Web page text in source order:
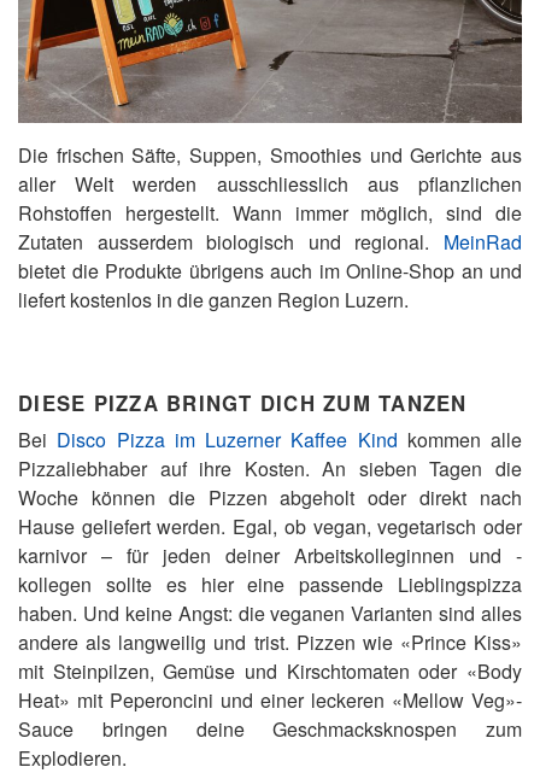
Die frischen Säfte, Suppen, Smoothies und Gerichte aus
aller Welt werden ausschliesslich aus pflanzlichen
Rohstoffen hergestellt. Wann immer möglich, sind die
Zutaten ausserdem biologisch und regional. MeinRad
bietet die Produkte übrigens auch im Online-Shop an und
liefert kostenlos in die ganzen Region Luzern.
DIESE PIZZA BRINGT DICH ZUM TANZEN
Bei Disco Pizza im Luzerner Kaffee Kind kommen alle
Pizzaliebhaber auf ihre Kosten. An sieben Tagen die
Woche können die Pizzen abgeholt oder direkt nach
Hause geliefert werden. Egal, ob vegan, vegetarisch oder
karnivor – für jeden deiner Arbeitskolleginnen und -
kollegen sollte es hier eine passende Lieblingspizza
haben. Und keine Angst: die veganen Varianten sind alles
andere als langweilig und trist. Pizzen wie «Prince Kiss»
mit Steinpilzen, Gemüse und Kirschtomaten oder «Body
Heat» mit Peperoncini und einer leckeren «Mellow Veg»-
Sauce bringen deine Geschmacksknospen zum
Explodieren.